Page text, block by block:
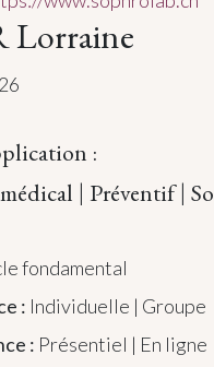
Lorraine
:
| Préventif|
fondamental
: Individuelle | Groupe
: Présentiel | En ligne